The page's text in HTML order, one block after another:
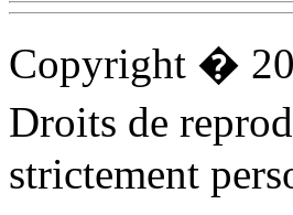
Copyright �
Droits de
strictement